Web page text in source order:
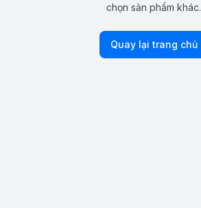
chọn sản phẩm khác.
Quay lại trang chủ